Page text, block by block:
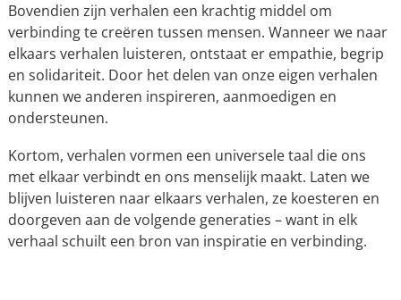
Bovendien zijn verhalen een krachtig middel om
verbinding te creëren tussen mensen. Wanneer we naar
elkaars verhalen luisteren, ontstaat er empathie, begrip
en solidariteit. Door het delen van onze eigen verhalen
kunnen we anderen inspireren, aanmoedigen en
ondersteunen.
Kortom, verhalen vormen een universele taal die ons
met elkaar verbindt en ons menselijk maakt. Laten we
blijven luisteren naar elkaars verhalen, ze koesteren en
doorgeven aan de volgende generaties – want in elk
verhaal schuilt een bron van inspiratie en verbinding.